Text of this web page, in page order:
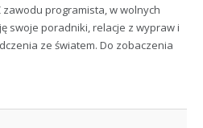
zawodu programista, w wolnych
swoje poradniki, relacje z wypraw i
ze światem. Do zobaczenia